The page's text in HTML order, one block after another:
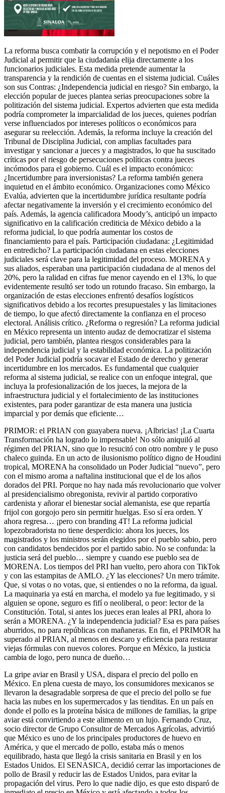
La reforma busca combatir la corrupción y el nepotismo en el Poder
Judicial al permitir que la ciudadanía elija directamente a los
funcionarios judiciales. Esta medida pretende aumentar la
transparencia y la rendición de cuentas en el sistema judicial. Cuáles
son sus Contras: ¿Independencia judicial en riesgo? Sin embargo, la
elección popular de jueces plantea serias preocupaciones sobre la
politización del sistema judicial. Expertos advierten que esta medida
podría comprometer la imparcialidad de los jueces, quienes podrían
verse influenciados por intereses políticos o económicos para
asegurar su reelección. Además, la reforma incluye la creación del
Tribunal de Disciplina Judicial, con amplias facultades para
investigar y sancionar a jueces y a magistrados, lo que ha suscitado
críticas por el riesgo de persecuciones políticas contra jueces
incómodos para el gobierno. Cuál es el impacto económico:
¿Incertidumbre para inversionistas? La reforma también genera
inquietud en el ámbito económico. Organizaciones como México
Evalúa, advierten que la incertidumbre jurídica resultante podría
afectar negativamente la inversión y el crecimiento económico del
país. Además, la agencia calificadora Moody’s, anticipó un impacto
significativo en la calificación crediticia de México debido a la
reforma judicial, lo que podría aumentar los costos de
financiamiento para el país. Participación ciudadana: ¿Legitimidad
en entredicho? La participación ciudadana en estas elecciones
judiciales será clave para la legitimidad del proceso. MORENA y
sus aliados, esperaban una participación ciudadana de al menos del
20%, pero la ralidad en cifras fue menor cayendo en el 13%, lo que
evidentemente resultó ser todo un rotundo fracaso. Sin embargo, la
organización de estas elecciones enfrentó desafíos logísticos
significativos debido a los recortes presupuestales y las limitaciones
de tiempo, lo que afectó directamente la confianza en el proceso
electoral. Análisis crítico. ¿Reforma o regresión? La reforma judicial
en México representa un intento audaz de democratizar el sistema
judicial, pero también, plantea riesgos considerables para la
independencia judicial y la estabilidad económica. La politización
del Poder Judicial podría socavar el Estado de derecho y generar
incertidumbre en los mercados. Es fundamental que cualquier
reforma al sistema judicial, se realice con un enfoque integral, que
incluya la profesionalización de los jueces, la mejora de la
infraestructura judicial y el fortalecimiento de las instituciones
existentes, para poder garantizar de esta manera una justicia
imparcial y por demás que eficiente…
PRIMOR: el PRIAN con guayabera nueva. ¡Albricias! ¡La Cuarta
Transformación ha logrado lo impensable! No sólo aniquiló al
régimen del PRIAN, sino que lo resucitó con otro nombre y le puso
chaleco guinda. En un acto de ilusionismo político digno de Houdini
tropical, MORENA ha consolidado un Poder Judicial “nuevo”, pero
con el mismo aroma a naftalina institucional que el de los años
dorados del PRI. Porque no hay nada más revolucionario que volver
al presidencialismo obregonista, revivir al partido corporativo
cardenista y añorar el bienestar social alemanista, ese que repartía
frijol con gorgojo pero sin permitir huelgas. Eso sí era orden. Y
ahora regresa… ¡pero con branding 4T! La reforma judicial
lopezobradorista no tiene desperdicio: ahora los jueces, los
magistrados y los ministros serán elegidos por el pueblo sabio, pero
con candidatos bendecidos por el partido sabio. No se confunda: la
justicia será del pueblo… siempre y cuando ese pueblo sea de
MORENA. Los tiempos del PRI han vuelto, pero ahora con TikTok
y con las estampitas de AMLO. ¿Y las elecciones? Un mero trámite.
Que, si votas o no votas, que, si entiendes o no la reforma, da igual.
La maquinaria ya está en marcha, el modelo ya fue legitimado, y si
alguien se opone, seguro es fifí o neoliberal, o peor: lector de la
Constitución. Total, si antes los jueces eran leales al PRI, ahora lo
serán a MORENA. ¿Y la independencia judicial? Esa es para países
aburridos, no para repúblicas con mañaneras. En fin, el PRIMOR ha
superado al PRIAN, al menos en descaro y eficiencia para restaurar
viejas fórmulas con nuevos colores. Porque en México, la justicia
cambia de logo, pero nunca de dueño…
La gripe aviar en Brasil y USA, dispara el precio del pollo en
México. En plena cuesta de mayo, los consumidores mexicanos se
llevaron la desagradable sorpresa de que el precio del pollo se fue
hacia las nubes en los supermercados y las tienditas. En un país en
donde el pollo es la proteína básica de millones de familias, la gripe
aviar está convirtiendo a este alimento en un lujo. Fernando Cruz,
socio director de Grupo Consultor de Mercados Agrícolas, advirtió
que México es uno de los principales productores de huevo en
América, y que el mercado de pollo, estaba más o menos
equilibrado, hasta que llegó la crisis sanitaria en Brasil y en los
Estados Unidos. El SENASICA, decidió cerrar las importaciones de
pollo de Brasil y reducir las de Estados Unidos, para evitar la
propagación del virus. Pero lo que nadie dijo, es que esto disparó de